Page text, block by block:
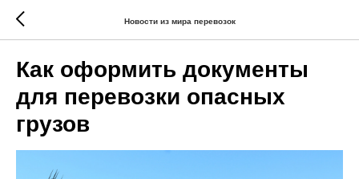
Новости из мира перевозок
Как оформить документы
для перевозки опасных
грузов